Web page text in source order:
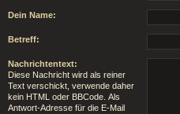
Dein Name:
Betreff:
Nachrichtentext:
Diese Nachricht wird als reiner
Text verschickt, verwende daher
kein HTML oder BBCode. Als
Antwort-Adresse für die E-Mail